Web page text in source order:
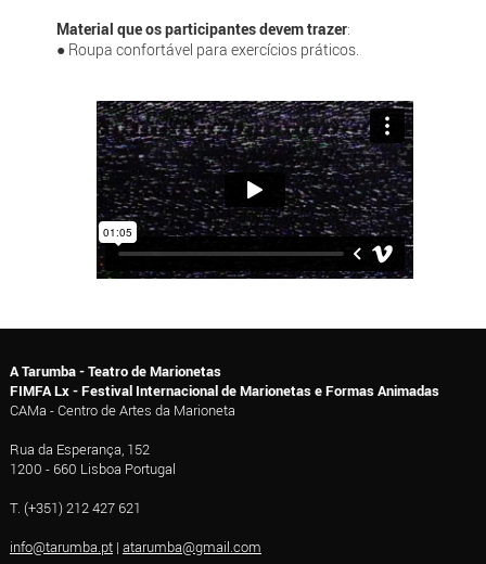
Material que os participantes devem trazer:
● Roupa confortável para exercícios práticos.
A Tarumba - Teatro de Marionetas
FIMFA Lx - Festival Internacional de Marionetas e Formas Animadas
CAMa - Centro de Artes da Marioneta
Rua da Esperança, 152
1200 - 660 Lisboa Portugal
T. (+351) 212 427 621
info@tarumba.pt| atarumba@gmail.com